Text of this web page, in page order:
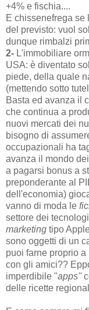
+4% e fischia....
E chissenefrega
del previsto: vuol
dunque rimbalzi
2- L'immobiliare
USA: è diventato
piede, della quale
(mettendo sotto
Basta ed avanza il
che continua a
nuovi mercati dei
bisogno di
occupazionali ha
avanza il mondo dei
a pagarsi bonus a
preponderante al
dell'economia)
vanno di moda le
settore dei
marketing tipo
sono oggetti di un
puoi farne proprio
con gli amici??
imperdibile "apps"
delle ricette